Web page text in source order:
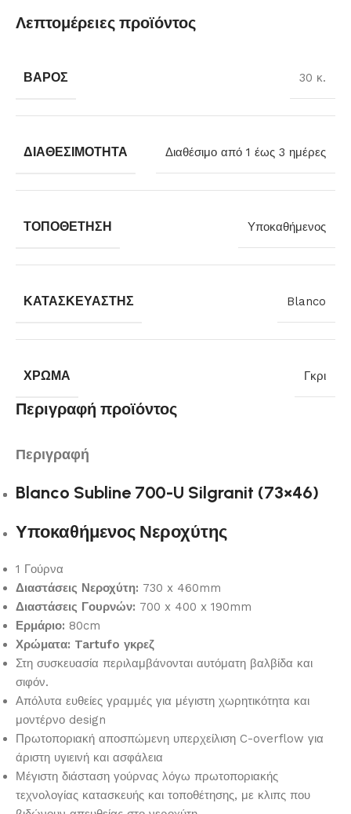
Λεπτομέρειες προϊόντος
ΒΆΡΟΣ 30 κ.
ΔΙΑΘΕΣΙΜΌΤΗΤΑ Διαθέσιμο από 1 έως 3 ημέρες
ΤΟΠΟΘΈΤΗΣΗ Υποκαθήμενος
ΚΑΤΑΣΚΕΥΑΣΤΉΣ Blanco
ΧΡΏΜΑ Γκρι
Περιγραφή προϊόντος
Περιγραφή
Blanco Subline 700-U Silgranit (73×46)
Υποκαθήμενος Νεροχύτης
1 Γούρνα
Διαστάσεις Νεροχύτη: 730 x 460mm
Διαστάσεις Γουρνών: 700 x 400 x 190mm
Ερμάριο: 80cm
Χρώματα: Tartufo γκρεζ
Στη συσκευασία περιλαμβάνονται αυτόματη βαλβίδα και
σιφόν.
Απόλυτα ευθείες γραμμές για μέγιστη χωρητικότητα και
μοντέρνο design
Πρωτοποριακή αποσπώμενη υπερχείλιση C-overflow για
άριστη υγιεινή και ασφάλεια
Μέγιστη διάσταση γούρνας λόγω πρωτοποριακής
τεχνολογίας κατασκευής και τοποθέτησης, με κλιπς που